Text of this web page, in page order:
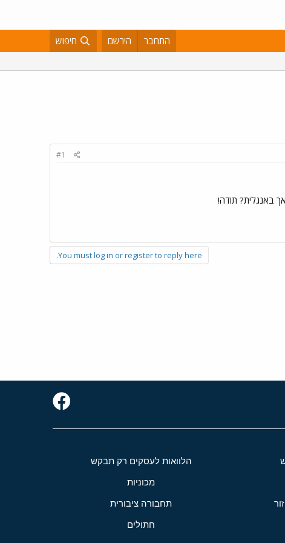
התחבר הירשם חיפוש
#1
באנגלית? תודה!
You must log in or register to reply here.
הלוואות לעסקים רק תבקש
מכוניות
תחבורה ציבורית
חתולים